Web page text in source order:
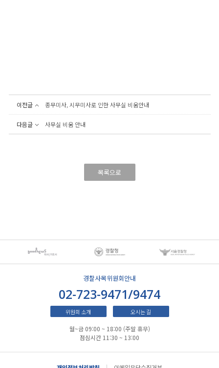
이전글 종무미사, 시무미사로 인한 사무실 비움안내
다음글 사무실 비움 안내
목록으로
경찰사목위원회안내
02-723-9471/9474
위원회 소개 오시는 길
월~금 09:00 ~ 18:00 (주말 휴무)
점심시간 11:30 ~ 13:00